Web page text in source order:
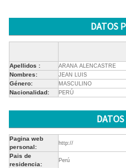
DATOS
Apellidos : ARANA ALENCASTRE
Nombres: JEAN LUIS
Género: MASCULINO
Nacionalidad: PERÚ
Pagina web
personal:
http://
Pais de
residencia:
Perú